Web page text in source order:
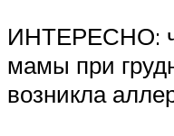
ИНТЕРЕСНО:
мамы при
возникла